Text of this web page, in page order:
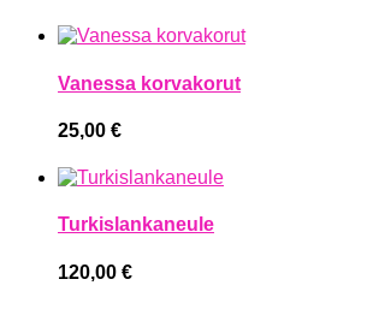
Vanessa korvakorut
25,00 €
Turkislankaneule
120,00 €